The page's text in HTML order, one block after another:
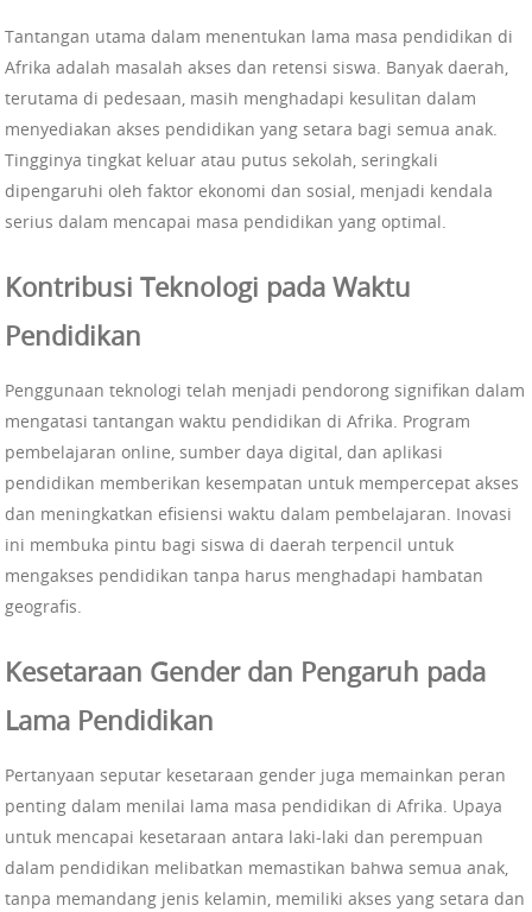
Tantangan utama dalam menentukan lama masa pendidikan di
Afrika adalah masalah akses dan retensi siswa. Banyak daerah,
terutama di pedesaan, masih menghadapi kesulitan dalam
menyediakan akses pendidikan yang setara bagi semua anak.
Tingginya tingkat keluar atau putus sekolah, seringkali
dipengaruhi oleh faktor ekonomi dan sosial, menjadi kendala
serius dalam mencapai masa pendidikan yang optimal.
Kontribusi Teknologi pada Waktu
Pendidikan
Penggunaan teknologi telah menjadi pendorong signifikan dalam
mengatasi tantangan waktu pendidikan di Afrika. Program
pembelajaran online, sumber daya digital, dan aplikasi
pendidikan memberikan kesempatan untuk mempercepat akses
dan meningkatkan efisiensi waktu dalam pembelajaran. Inovasi
ini membuka pintu bagi siswa di daerah terpencil untuk
mengakses pendidikan tanpa harus menghadapi hambatan
geografis.
Kesetaraan Gender dan Pengaruh pada
Lama Pendidikan
Pertanyaan seputar kesetaraan gender juga memainkan peran
penting dalam menilai lama masa pendidikan di Afrika. Upaya
untuk mencapai kesetaraan antara laki-laki dan perempuan
dalam pendidikan melibatkan memastikan bahwa semua anak,
tanpa memandang jenis kelamin, memiliki akses yang setara dan